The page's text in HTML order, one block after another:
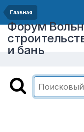
Главная
Форум
и бань